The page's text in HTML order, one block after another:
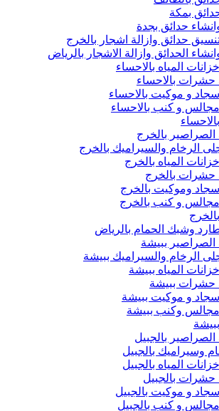
بمكة
حدائق بجدة
حدائق وازالة اشجار بالخرج
الحدائق وازالة الاشجار بالرياض
المياه بالاحساء
بالاحساء
و موكيت بالاحساء
و كنب بالاحساء
بالخرج
الرخام والسيراميك بالخرج
المياه بالخرج
بالخرج
وموكيت بالخرج
و كنب بالخرج
وشبك الحمام بالرياض
ببيشة
الرخام والسيراميك ببيشة
المياه ببيشة
حشرات ببيشة
و موكيت ببيشة
وكنب ببيشة
بالجبيل
وسيراميك بالجبيل
المياه بالجبيل
بالجبيل
و موكيت بالجبيل
و كنب بالجبيل